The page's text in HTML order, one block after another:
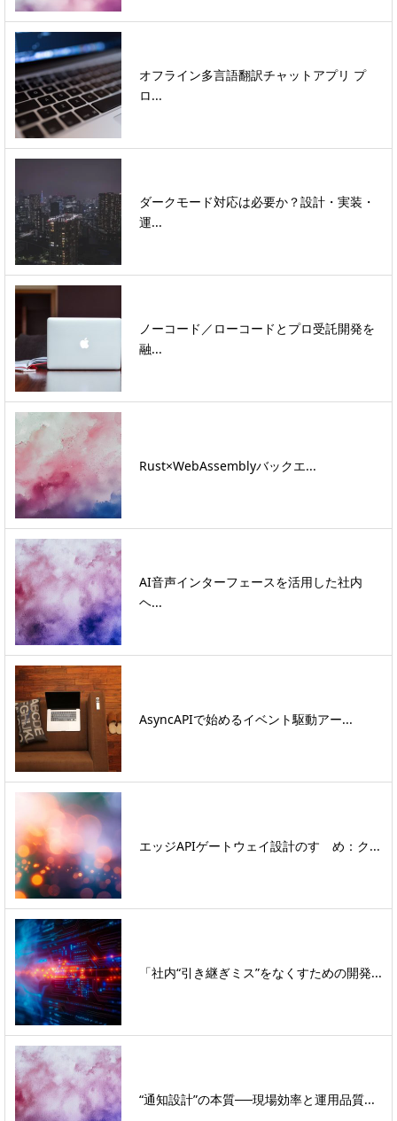
オフライン多言語翻訳チャットアプリ プ
ロ...
ダークモード対応は必要か？設計・実装・
運...
ノーコード／ローコードとプロ受託開発を
融...
Rust×WebAssemblyバックエ...
AI音声インターフェースを活用した社内
ヘ...
AsyncAPIで始めるイベント駆動アー...
エッジAPIゲートウェイ設計のすゝめ：ク...
「社内“引き継ぎミス”をなくすための開発...
“通知設計”の本質──現場効率と運用品質...